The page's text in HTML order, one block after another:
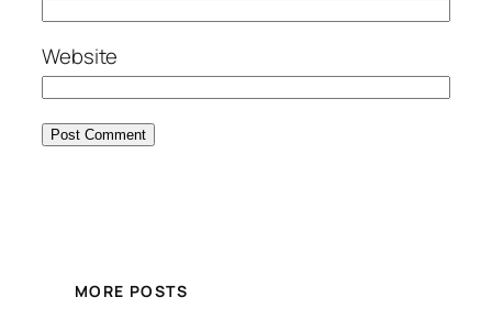
Website
MORE POSTS